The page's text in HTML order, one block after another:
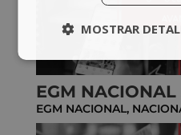
EGM NACIONAL
EGM NACIONAL,
MOSTRAR